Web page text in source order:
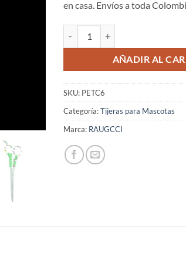
en casa. Envíos a toda
AÑADIR AL
SKU: PETC6
Categoría:Tijeras para Mascotas
Marca: RAUGCCI